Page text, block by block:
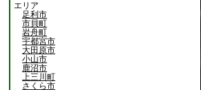
エリア
足利市
市貝町
岩舟町
宇都宮市
大田原市
小山市
鹿沼市
上三川町
さくら市